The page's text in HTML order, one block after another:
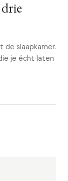
drie
de slaapkamer.
je écht laten